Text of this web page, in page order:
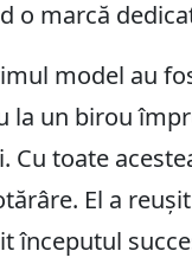
o marcă
model au
la un birou
toate
El a
începutul